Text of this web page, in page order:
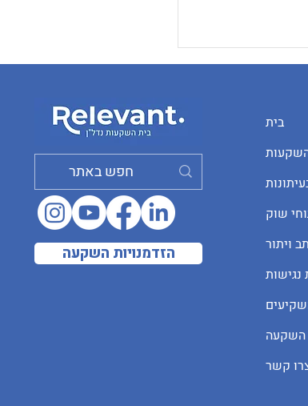
משפיעים
הזדמנויות השקעה
בית
שוק
ויתור
השקעה
קשר